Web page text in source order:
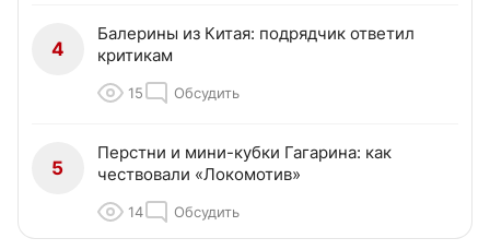
4
Балерины из Китая: подрядчик ответил
критикам
15 Обсудить
5
Перстни и мини-кубки Гагарина: как
чествовали «Локомотив»
14 Обсудить